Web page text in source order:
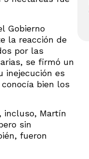
Gobierno
la reacción de
por las
se firmó un
inejecución es
bien los
incluso, Martín
sin
fueron